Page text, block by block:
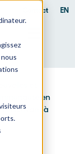
Contact EN
et
en
inscrivant à